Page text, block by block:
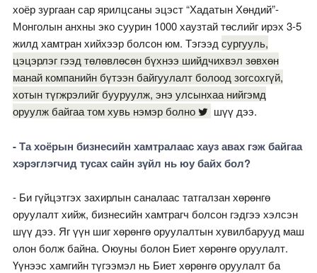
хоёр зургаан сар ярилцсаны эцэст “Хадатын Хөндий”-
Монголын анхны эко суурин 1000 хаузтай төслийг ирэх 3-5
жилд хамтран хийхээр болсон юм. Тэгээд сургууль,
цэцэрлэг гээд төлөвлөсөн бүхнээ шийдчихвэл зөвхөн
манай компанийн бүтээн байгуулалт болоод зогсохгүй,
хотын түгжрэлийг бууруулж, энэ улсынхаа нийгэмд
оруулж байгаа том хувь нэмэр болно
шүү дээ.
- Та хоёрын бизнесийн хамтралаас хауз авах гэж байгаа
хэрэглэгчид тусах сайн зүйл нь юу байх бол?
- Би гүйцэтгэх захирлын саналаас татгалзан хөрөнгө
оруулалт хийж, бизнесийн хамтрагч болсон гэдгээ хэлсэн
шүү дээ. Яг үүн шиг хөрөнгө оруулалтын хувилбарууд маш
олон болж байна. Оюуны болон Биет хөрөнгө оруулалт.
Үүнээс хамгийн түгээмэл нь Биет хөрөнгө оруулалт ба